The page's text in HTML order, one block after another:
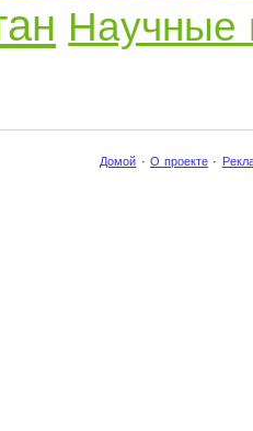
Научные
Домой · О проекте ·